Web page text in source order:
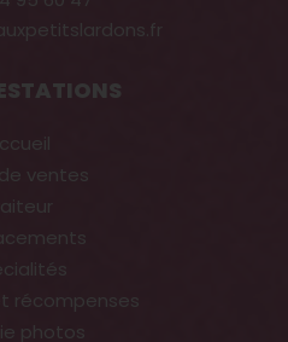
ventes
récompenses
photos